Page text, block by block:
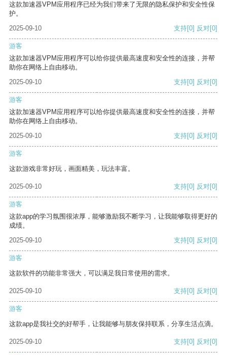
这款加速器VPM应用程序已经为我们带来了无限的隐私保护和安全性保
护。
2025-09-10
支持[0] 反对[0]
游客
这款加速器VPM应用程序可以给你提供最高速度和安全性的连接，并帮
助你在网络上自由移动。
2025-09-10
支持[0] 反对[0]
游客
这款加速器VPM应用程序可以给你提供最高速度和安全性的连接，并帮
助你在网络上自由移动。
2025-09-10
支持[0] 反对[0]
游客
这款游戏非常好玩，画面精美，玩法丰富。
2025-09-10 支持[0] 反对[0]
游客
这款app的学习氛围很浓厚，能够激励我不断学习，让我能够取得更好的
成绩。
2025-09-10
支持[0] 反对[0]
游客
这款软件的功能非常强大，可以满足我日常使用的需求。
2025-09-10 支持[0] 反对[0]
游客
这款app是我社交的好帮手，让我能够与朋友保持联系，分享生活点滴。
2025-09-10 支持[0] 反对[0]